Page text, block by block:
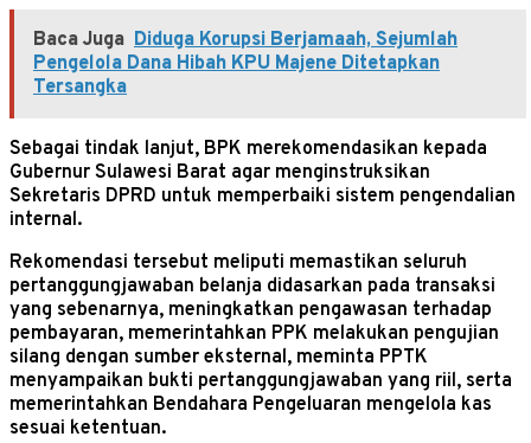
Baca Juga Diduga Korupsi Berjamaah, Sejumlah
Pengelola Dana Hibah KPU Majene Ditetapkan
Tersangka
Sebagai tindak lanjut, BPK merekomendasikan kepada
Gubernur Sulawesi Barat agar menginstruksikan
Sekretaris DPRD untuk memperbaiki sistem pengendalian
internal.
Rekomendasi tersebut meliputi memastikan seluruh
pertanggungjawaban belanja didasarkan pada transaksi
yang sebenarnya, meningkatkan pengawasan terhadap
pembayaran, memerintahkan PPK melakukan pengujian
silang dengan sumber eksternal, meminta PPTK
menyampaikan bukti pertanggungjawaban yang riil, serta
memerintahkan Bendahara Pengeluaran mengelola kas
sesuai ketentuan.